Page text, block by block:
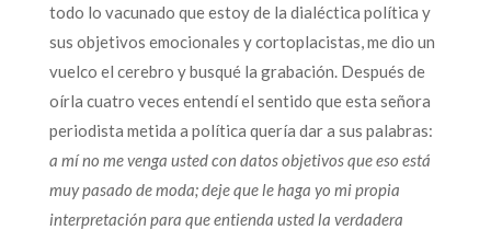
todo lo vacunado que estoy de la dialéctica política y
sus objetivos emocionales y cortoplacistas, me dio un
vuelco el cerebro y busqué la grabación. Después de
oírla cuatro veces entendí el sentido que esta señora
periodista metida a política quería dar a sus palabras:
a mí no me venga usted con datos objetivos que eso está
muy pasado de moda; deje que le haga yo mi propia
interpretación para que entienda usted la verdadera